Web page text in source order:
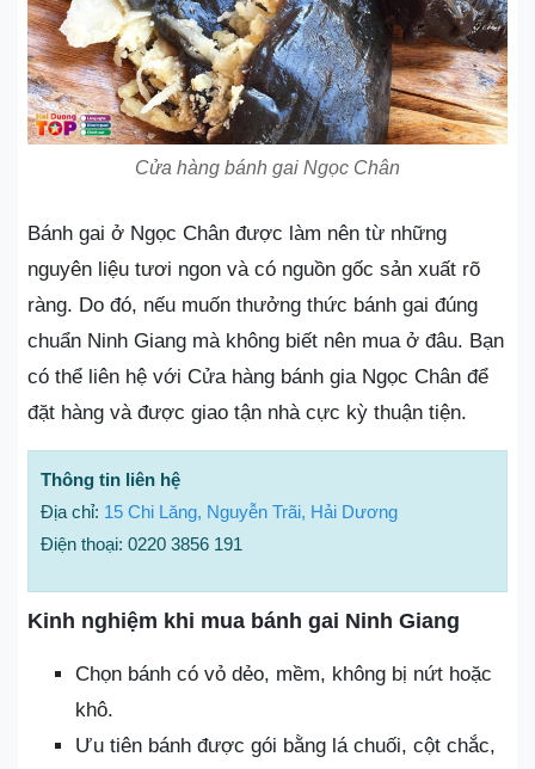
Cửa hàng bánh gai Ngọc Chân
Bánh gai ở Ngọc Chân được làm nên từ những
nguyên liệu tươi ngon và có nguồn gốc sản xuất rõ
ràng. Do đó, nếu muốn thưởng thức bánh gai đúng
chuẩn Ninh Giang mà không biết nên mua ở đâu. Bạn
có thể liên hệ với Cửa hàng bánh gia Ngọc Chân để
đặt hàng và được giao tận nhà cực kỳ thuận tiện.
Thông tin liên hệ
Địa chỉ: 15 Chi Lăng, Nguyễn Trãi, Hải Dương
Điện thoại: 0220 3856 191
Kinh nghiệm khi mua bánh gai Ninh Giang
Chọn bánh có vỏ dẻo, mềm, không bị nứt hoặc
khô.
Ưu tiên bánh được gói bằng lá chuối, cột chắc,